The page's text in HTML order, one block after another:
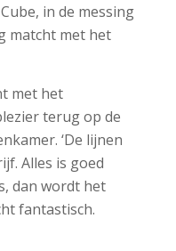
in de messing
matcht met het
met het
terug op de
‘De lijnen
Alles is goed
dan wordt het
fantastisch.